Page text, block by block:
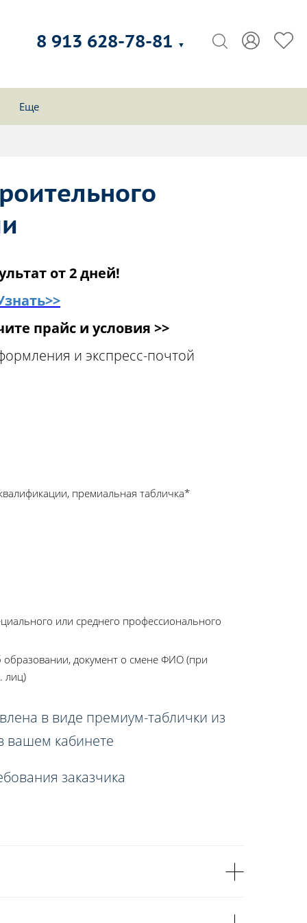
8 913 628-78-81 ▼
Еще
от 2 дней!
прайс и условия >>
и экспресс-почтой
премиальная табличка*
или среднего профессионального
документ о смене ФИО (при
лиц)
в виде премиум-таблички из
вашем кабинете
заказчика